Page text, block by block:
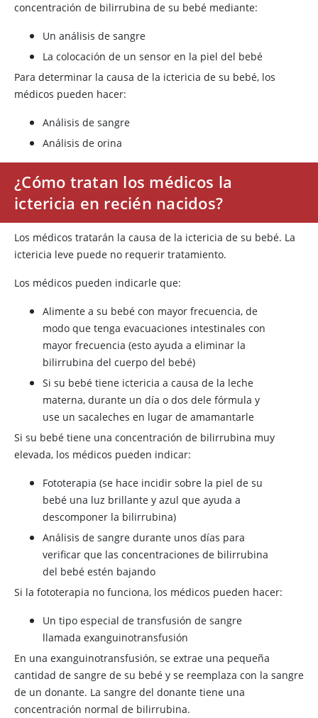
concentración de bilirrubina de su bebé mediante:
Un análisis de sangre
La colocación de un sensor en la piel del bebé
Para determinar la causa de la ictericia de su bebé, los
médicos pueden hacer:
Análisis de sangre
Análisis de orina
¿Cómo tratan los médicos la
ictericia en recién nacidos?
Los médicos tratarán la causa de la ictericia de su bebé. La
ictericia leve puede no requerir tratamiento.
Los médicos pueden indicarle que:
Alimente a su bebé con mayor frecuencia, de
modo que tenga evacuaciones intestinales con
mayor frecuencia (esto ayuda a eliminar la
bilirrubina del cuerpo del bebé)
Si su bebé tiene ictericia a causa de la leche
materna, durante un día o dos dele fórmula y
use un sacaleches en lugar de amamantarle
Si su bebé tiene una concentración de bilirrubina muy
elevada, los médicos pueden indicar:
Fototerapia (se hace incidir sobre la piel de su
bebé una luz brillante y azul que ayuda a
descomponer la bilirrubina)
Análisis de sangre durante unos días para
verificar que las concentraciones de bilirrubina
del bebé estén bajando
Si la fototerapia no funciona, los médicos pueden hacer:
Un tipo especial de transfusión de sangre
llamada exanguinotransfusión
En una exanguinotransfusión, se extrae una pequeña
cantidad de sangre de su bebé y se reemplaza con la sangre
de un donante. La sangre del donante tiene una
concentración normal de bilirrubina.